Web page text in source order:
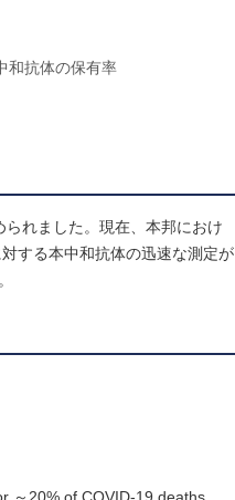
和抗体の保有率
れました。現在、本邦におけ
する本中和抗体の迅速な測定が